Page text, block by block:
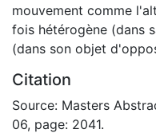
mouvement comme
fois hétérogène (dans
(dans son objet
Citation
Source: Masters
06, page: 2041.